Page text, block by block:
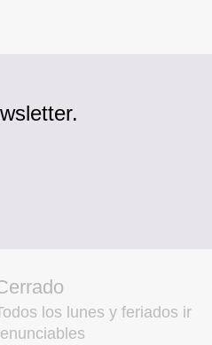
los lunes y feriados ir